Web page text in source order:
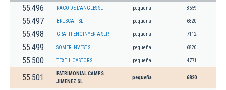
55.496 RACO DE L'ANGLES SL pequeña 8559
55.497 BRUSCATI SL pequeña 6820
55.498 GRATTI ENGINYERIA SLP. pequeña 7112
55.499 SOMER INVEST SL. pequeña 6820
55.500 TEXTIL CASTOR SL pequeña 4771
55.501
PATRIMONIAL CAMPS
JIMENEZ SL
pequeña 6820